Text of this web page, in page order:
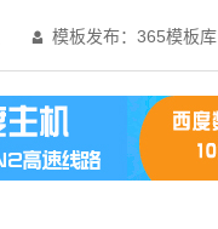
 模板发布：365模板库